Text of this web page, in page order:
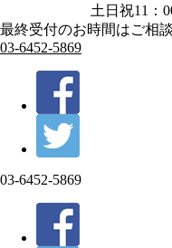
土日祝11：00～19
最終受付のお時間はご相
03-6452-5869
03-6452-5869